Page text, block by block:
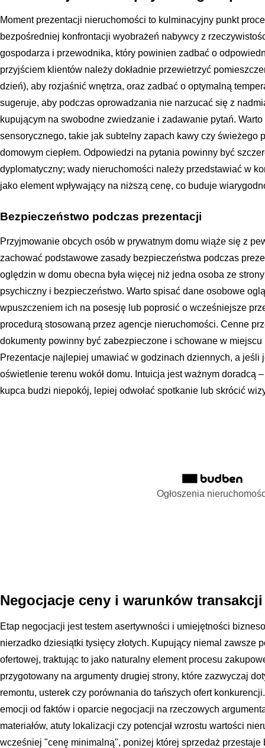
Moment prezentacji nieruchomości to kulminacyjny punkt
bezpośredniej konfrontacji wyobrażeń nabywcy z
gospodarza i przewodnika, który powinien zadbać o
przyjściem klientów należy dokładnie przewietrzyć
dzień), aby rozjaśnić wnętrza, oraz zadbać o optymalną
sugeruje, aby podczas oprowadzania nie narzucać się z
kupującym na swobodne zwiedzanie i zadawanie pytań.
sensorycznego, takie jak subtelny zapach kawy czy świeżego
domowym ciepłem. Odpowiedzi na pytania powinny być
dyplomatyczny; wady nieruchomości należy przedstawiać w
jako element wpływający na niższą cenę, co buduje
Bezpieczeństwo podczas prezentacji
Przyjmowanie obcych osób w prywatnym domu wiąże się z
zachować podstawowe zasady bezpieczeństwa podczas
oględzin w domu obecna była więcej niż jedna osoba ze
psychiczny i bezpieczeństwo. Warto spisać dane osobowe
wpuszczeniem ich na posesję lub poprosić o wcześniejsze
procedurą stosowaną przez agencje nieruchomości. Cenne
dokumenty powinny być zabezpieczone i schowane w
Prezentacje najlepiej umawiać w godzinach dziennych, a jeśli
oświetlenie terenu wokół domu. Intuicja jest ważnym doradcą
kupca budzi niepokój, lepiej odwołać spotkanie lub skrócić
Ogłoszenia
Negocjacje ceny i warunków transakcji
Etap negocjacji jest testem asertywności i umiejętności
nierzadko dziesiątki tysięcy złotych. Kupujący niemal zawsze
ofertowej, traktując to jako naturalny element procesu
przygotowany na argumenty drugiej strony, które zazwyczaj
remontu, usterek czy porównania do tańszych ofert
emocji od faktów i oparcie negocjacji na rzeczowych
materiałów, atuty lokalizacji czy potencjał wzrostu wartości
wcześniej "cenę minimalną", poniżej której sprzedaż przestaje